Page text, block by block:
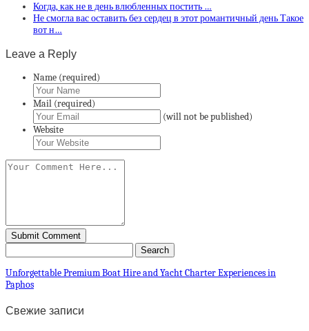
Когда, как не в день влюбленных постить …
Не смогла вас оставить без сердец в этот романтичный день Такое
вот н…
Leave a Reply
Name (required)
Mail (required)
(will not be published)
Website
Unforgettable Premium Boat Hire and Yacht Charter Experiences in
Paphos
Свежие записи